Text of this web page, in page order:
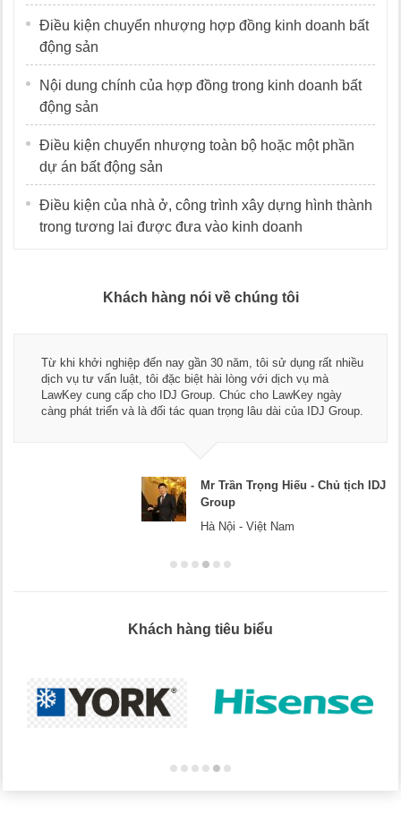
Điều kiện chuyển nhượng hợp đồng kinh doanh bất
động sản
Nội dung chính của hợp đồng trong kinh doanh bất
động sản
Điều kiện chuyển nhượng toàn bộ hoặc một phần
dự án bất động sản
Điều kiện của nhà ở, công trình xây dựng hình thành
trong tương lai được đưa vào kinh doanh
Khách hàng nói về chúng tôi
Từ khi khởi nghiệp đến nay gần 30 năm, tôi sử dụng rất nhiều
dịch vụ tư vấn luật, tôi đặc biệt hài lòng với dịch vụ mà
LawKey cung cấp cho IDJ Group. Chúc cho LawKey ngày
càng phát triển và là đối tác quan trọng lâu dài của IDJ Group.
Mr Trần Trọng Hiếu - Chủ tịch IDJ
Group
Hà Nội - Việt Nam
Khách hàng tiêu biểu